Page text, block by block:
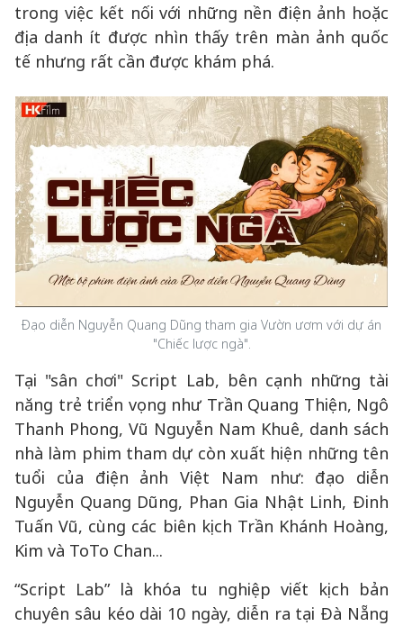
trong việc kết nối với những nền điện ảnh hoặc
địa danh ít được nhìn thấy trên màn ảnh quốc
tế nhưng rất cần được khám phá.
Đạo diễn Nguyễn Quang Dũng tham gia Vườn ươm với dự án
"Chiếc lược ngà".
Tại "sân chơi" Script Lab, bên cạnh những tài
năng trẻ triển vọng như Trần Quang Thiện, Ngô
Thanh Phong, Vũ Nguyễn Nam Khuê, danh sách
nhà làm phim tham dự còn xuất hiện những tên
tuổi của điện ảnh Việt Nam như: đạo diễn
Nguyễn Quang Dũng, Phan Gia Nhật Linh, Đinh
Tuấn Vũ, cùng các biên kịch Trần Khánh Hoàng,
Kim và ToTo Chan...
“Script Lab” là khóa tu nghiệp viết kịch bản
chuyên sâu kéo dài 10 ngày, diễn ra tại Đà Nẵng